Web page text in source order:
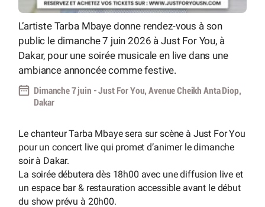
L’artiste Tarba Mbaye donne rendez-vous à son
public le dimanche 7 juin 2026 à Just For You, à
Dakar, pour une soirée musicale en live dans une
ambiance annoncée comme festive.
Dimanche 7 juin - Just For You, Avenue Cheikh Anta Diop,
Dakar
Le chanteur Tarba Mbaye sera sur scène à Just For You
pour un concert live qui promet d’animer le dimanche
soir à Dakar.
La soirée débutera dès 18h00 avec une diffusion live et
un espace bar & restauration accessible avant le début
du show prévu à 20h00.